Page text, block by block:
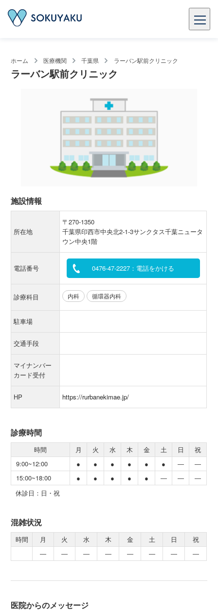
ホーム 医療機関 千葉県 ラーバン駅前クリニック
ラーバン駅前クリニック
施設情報
所在地
〒270-1350
千葉県印西市中央北2-1-3サンクタス千葉ニュータ
ウン中央1階
電話番号 0476-47-2227：電話をかける
診療科目 内科 循環器内科
駐車場
交通手段
マイナンバー
カード受付
HP https://rurbanekimae.jp/
診療時間
時間 月 火 水 木 金 土 日
祝
9:00~12:00
● ● ● ● ● ● ―
―
15:00~18:00
● ● ● ● ● ― ―
―
休診日：日・祝
混雑状況
時間 月 火 水 木 金 土 日
祝
―
― ― ― ― ― ― ―
医院からのメッセージ